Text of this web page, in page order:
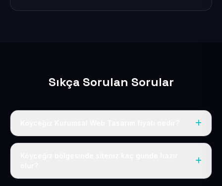
Sıkça Sorulan Sorular
Tek fiyat uygulanır: yıllık 50 USD + KDV. Bu bedele alan